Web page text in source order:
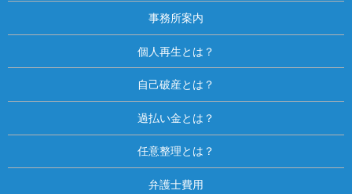
事務所案内
個人再生とは？
自己破産とは？
過払い金とは？
任意整理とは？
弁護士費用